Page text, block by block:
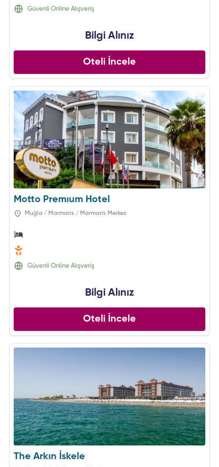
Güvenli Online Alışveriş
Bilgi Alınız
Oteli İncele
Motto Premıum Hotel
Muğla / Marmaris / Marmaris Merkez
Güvenli Online Alışveriş
Bilgi Alınız
Oteli İncele
The Arkın İskele